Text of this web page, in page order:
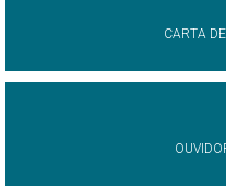
CARTA